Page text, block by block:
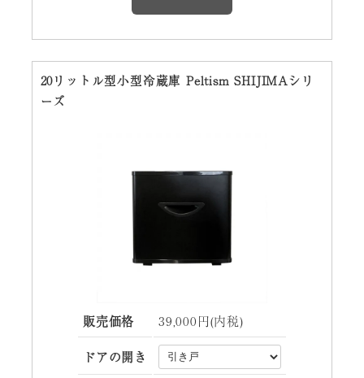
20リットル型小型冷蔵庫 Peltism SHIJIMAシリ
ーズ
販売価格 39,000円(内税)
ドアの開き